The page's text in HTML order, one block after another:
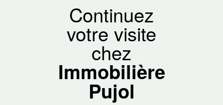
Continuez
votre visite
chez
Immobilière
Pujol